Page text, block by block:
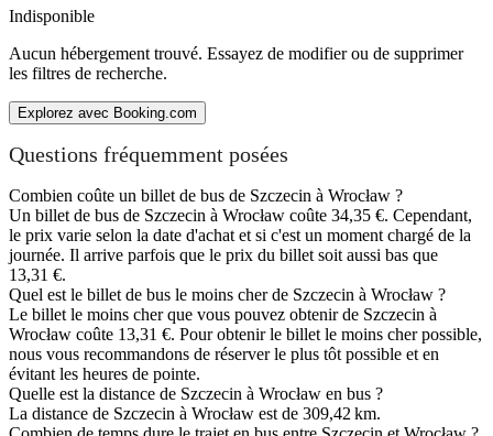
Indisponible
Aucun hébergement trouvé. Essayez de modifier ou de supprimer
les filtres de recherche.
Explorez avec Booking.com
Questions fréquemment posées
Combien coûte un billet de bus de Szczecin à Wrocław ?
Un billet de bus de Szczecin à Wrocław coûte 34,35 €. Cependant,
le prix varie selon la date d'achat et si c'est un moment chargé de la
journée. Il arrive parfois que le prix du billet soit aussi bas que
13,31 €.
Quel est le billet de bus le moins cher de Szczecin à Wrocław ?
Le billet le moins cher que vous pouvez obtenir de Szczecin à
Wrocław coûte 13,31 €. Pour obtenir le billet le moins cher possible,
nous vous recommandons de réserver le plus tôt possible et en
évitant les heures de pointe.
Quelle est la distance de Szczecin à Wrocław en bus ?
La distance de Szczecin à Wrocław est de 309,42 km.